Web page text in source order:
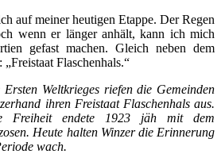
auf meiner heutigen Etappe. Der Regen
wenn er länger anhält, kann ich mich
gefast machen. Gleich neben dem
Flaschenhals.“
Weltkrieges riefen die Gemeinden
ihren Freistaat Flaschenhals aus.
Freiheit endete 1923 jäh mit dem
Heute halten Winzer die Erinnerung
wach.